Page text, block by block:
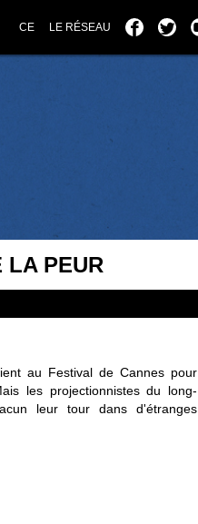
CE LE RÉSEAU
LA PEUR
au Festival de Cannes pour
les projectionnistes du long-
leur tour dans d'étranges